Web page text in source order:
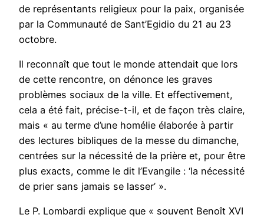
de représentants religieux pour la paix, organisée
par la Communauté de Sant’Egidio du 21 au 23
octobre.
Il reconnaît que tout le monde attendait que lors
de cette rencontre, on dénonce les graves
problèmes sociaux de la ville. Et effectivement,
cela a été fait, précise-t-il, et de façon très claire,
mais « au terme d’une homélie élaborée à partir
des lectures bibliques de la messe du dimanche,
centrées sur la nécessité de la prière et, pour être
plus exacts, comme le dit l’Evangile : ‘la nécessité
de prier sans jamais se lasser’ ».
Le P. Lombardi explique que « souvent Benoît XVI